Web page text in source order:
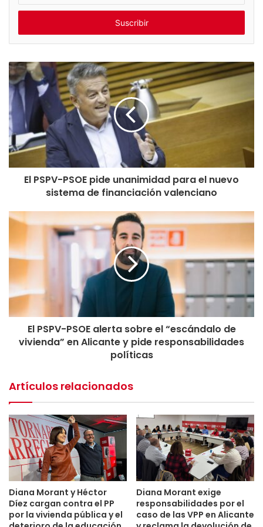
t
o
u
c
i
r
E
m
El PSPV-PSOE pide unanimidad para el nuevo
sistema de financiación valenciano
El PSPV-PSOE alerta sobre el “escándalo de
vivienda” en Alicante y pide responsabilidades
políticas
Artículos relacionados
Diana Morant y Héctor
Díez cargan contra el PP
por la vivienda pública y el
Diana Morant exige
responsabilidades por el
caso de las VPP en Alicante